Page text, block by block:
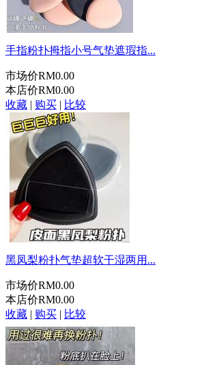
手指粉扑拇指小号气垫遮瑕指...
市场价RM0.00
本店价RM0.00
收藏 | 购买 | 比较
黑凤梨粉扑气垫超软干湿两用...
市场价RM0.00
本店价RM0.00
收藏 | 购买 | 比较